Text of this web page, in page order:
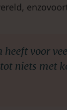
heeft voor
niets met